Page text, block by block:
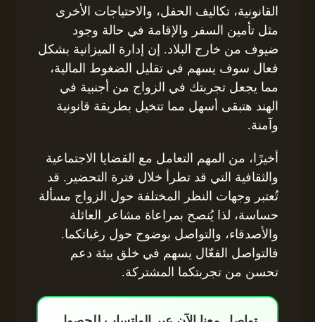
القانونية، تكاليف الحفل، والاحتياجات الأخرى
مثل تأمين السفر والإقامة في حالة وجود
ضيوف من خارج البلاد. إن إدارة الميزانية بشكل
فعال سوف يسهم في تقليل الضغوط المالية،
مما يجعل تجربتك في الزواج من أجنبية في
الهند هتبقى أسهل مما تتخيل بطريقة قانونية
وآمنة.
أخيرًا، من المهم التعامل مع القضايا الاجتماعية
والثقافية التي قد تطرأ خلال فترة التحضير. قد
تُعتبر وجهات النظر المختلفة حول الزواج مسألة
حساسة، لذا يُنصح بمراعاة مشاعر العائلة
والأصدقاء، والتواصل بوضوح حول رغباتكما.
فالتواصل الفعّال يسهم في خلق بيئة دعم
تحسن من تجربتكما المشتركة.